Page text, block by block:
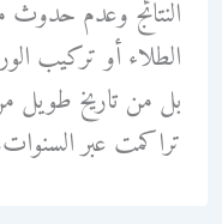
النتائج وعدم حدوث
الطلاء أو تركيب
بل من تاريخ طويل من
تراكمت عبر